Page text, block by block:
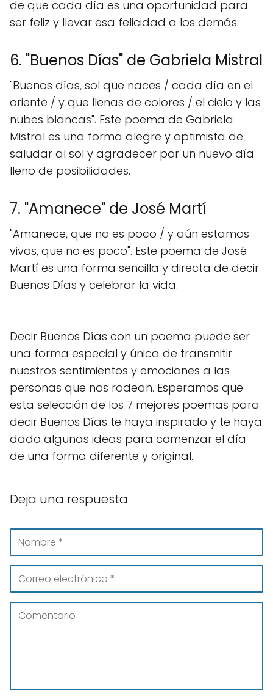
de que cada día es una oportunidad para
ser feliz y llevar esa felicidad a los demás.
6. "Buenos Días" de Gabriela Mistral
"Buenos días, sol que naces / cada día en el
oriente / y que llenas de colores / el cielo y las
nubes blancas". Este poema de Gabriela
Mistral es una forma alegre y optimista de
saludar al sol y agradecer por un nuevo día
lleno de posibilidades.
7. "Amanece" de José Martí
"Amanece, que no es poco / y aún estamos
vivos, que no es poco". Este poema de José
Martí es una forma sencilla y directa de decir
Buenos Días y celebrar la vida.
Decir Buenos Días con un poema puede ser
una forma especial y única de transmitir
nuestros sentimientos y emociones a las
personas que nos rodean. Esperamos que
esta selección de los 7 mejores poemas para
decir Buenos Días te haya inspirado y te haya
dado algunas ideas para comenzar el día
de una forma diferente y original.
Deja una respuesta